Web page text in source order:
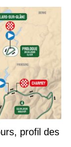
profil des